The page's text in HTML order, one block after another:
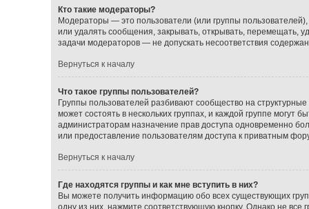
Кто такие модераторы?
Модераторы — это пользователи (или группы
или удалять сообщения, закрывать, открывать, перемещать,
задачи модераторов — не допускать несоответствия
Вернуться к началу
Что такое группы пользователей?
Группы пользователей разбивают сообщество на
может состоять в нескольких группах, и каждой группе могут
администраторам назначение прав доступа одновременно
или предоставление пользователям доступа к приватным
Вернуться к началу
Где находятся группы и как мне вступить в них?
Вы можете получить информацию обо всех существующих
одну из них, нажмите соответствующую кнопку. Однако не